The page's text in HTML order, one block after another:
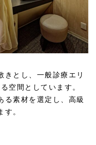
きとし、一般診療エリ
空間としています。
る素材を選定し、高級
す。